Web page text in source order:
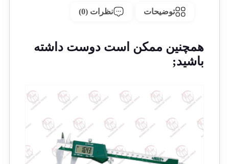
توضیحات نظرات (0)
همچنین ممکن است دوست داشته
باشید;